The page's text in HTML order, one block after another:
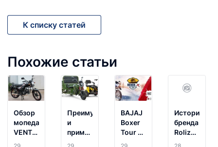
К списку статей
Похожие статьи
Обзор
мопеда
VENTO
RIVA 2
Преимущества
и
применение
трициклов
BAJAJ
Boxer
Tour в
Гродно
История
бренда
Roliz
Moto